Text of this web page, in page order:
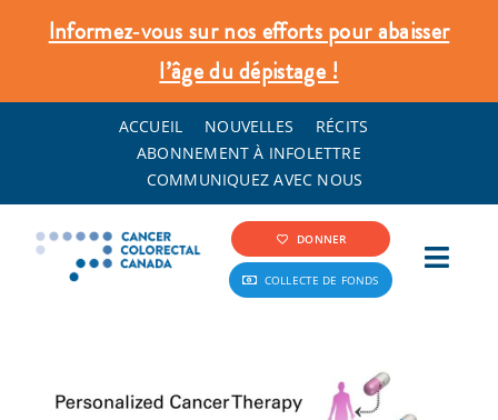
content
Informez‑vous sur nos efforts pour abaisser
l’âge du dépistage !
ACCUEIL NOUVELLES
RÉCITS
ABONNEMENT À INFOLETTRE
COMMUNIQUEZ AVEC NOUS
DONNER
COLLECTE DE FONDS
Dépistage et prévention